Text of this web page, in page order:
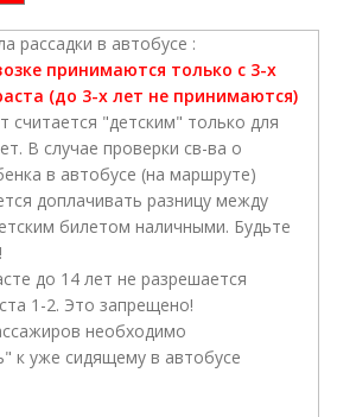
рассадки в автобусе :
принимаются только с 3-х
(до 3-х лет не принимаются)
считается "детским" только для
В случае проверки св-ва о
в автобусе (на маршруте)
доплачивать разницу между
билетом наличными. Будьте
до 14 лет не разрешается
1-2. Это запрещено!
необходимо
к уже сидящему в автобусе